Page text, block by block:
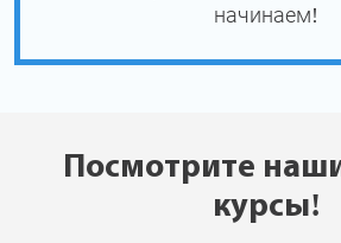
начинаем!
Посмотрите
курсы!